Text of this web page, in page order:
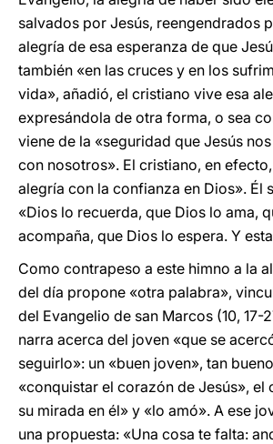
salvados por Jesús, reengendrados
alegría de esa esperanza de que
también «en las cruces y en los
vida», añadió, el cristiano vive esa
expresándola de otra forma, o sea
viene de la «seguridad que Jesús
con nosotros». El cristiano, en
alegría con la confianza en Dios». Él
«Dios lo recuerda, que Dios lo ama,
acompaña, que Dios lo espera. Y
Como contrapeso a este himno a la
del día propone «otra palabra»,
del Evangelio de san Marcos (10, 17-
narra acerca del joven «que se
seguirlo»: un «buen joven», tan
«conquistar el corazón de Jesús», el
su mirada en él» y «lo amó». A ese
una propuesta: «Una cosa te falta: